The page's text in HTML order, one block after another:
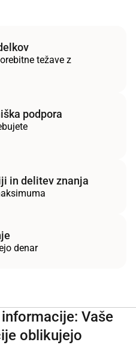
težave z
podpora
in delitev znanja
denar
Vaše
oblikujejo